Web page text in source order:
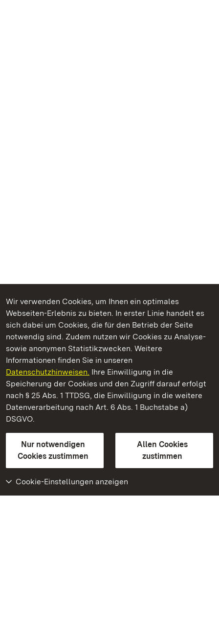
Wir verwenden Cookies, um Ihnen ein optimales
Webseiten-Erlebnis zu bieten. In erster Linie handelt es
sich dabei um Cookies, die für den Betrieb der Seite
notwendig sind. Zudem nutzen wir Cookies zu Analyse-
sowie anonymen Statistikzwecken. Weitere
Informationen finden Sie in unseren
Datenschutzhinweisen. Ihre Einwilligung in die
Speicherung der Cookies und den Zugriff darauf erfolgt
nach § 25 Abs. 1 TTDSG, die Einwilligung in die weitere
Datenverarbeitung nach Art. 6 Abs. 1 Buchstabe a)
DSGVO.
Nur notwendigen
Cookies zustimmen
Allen Cookies
zustimmen
Cookie-Einstellungen anzeigen
Kommen. Staunen. Genießen.
Botanischer Garten Karlsruhe
Staatliche Schlösser und Gärten Baden-Württemberg
Kontakt
GebärdenspracheLeichte Sprache
Erklärung zur Barrierefreiheit
BITV-konform (geprüfte Seiten)
Weiteres